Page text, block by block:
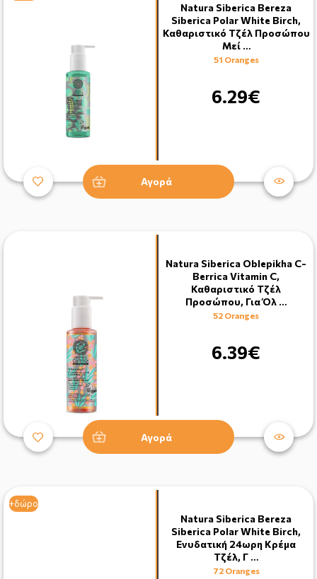
Natura Siberica Bereza
Siberica Polar White Birch,
Καθαριστικό Τζέλ Προσώπου
Μεί …
51 Oranges
6.29€
Αγορά
Natura Siberica Oblepikha C-
Berrica Vitamin C,
Καθαριστικό Τζέλ
Προσώπου, Για Όλ …
52 Oranges
6.39€
Αγορά
+δώρο
Natura Siberica Bereza
Siberica Polar White Birch,
Ενυδατική 24ωρη Κρέμα
Τζέλ, Γ …
72 Oranges